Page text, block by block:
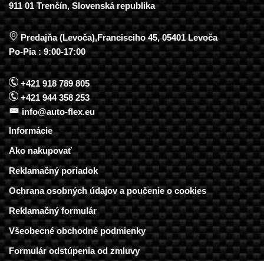
911 01 Trenčín, Slovenská republika
Predajňa (Levoča),Francisciho 45, 05401 Levoča
Po-Pia : 9:00-17:00
+421 918 789 805
+421 944 358 253
info@auto-flex.eu
Informácie
Ako nakupovať
Reklamačný poriadok
Ochrana osobných údajov a poučenie o cookies
Reklamačný formulár
Všeobecné obchodné podmienky
Formulár odstúpenia od zmluvy